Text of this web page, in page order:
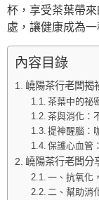
杯，享受茶葉帶
處，讓健康成為
內容目錄
嶢陽茶行老闆揭
茶葉中的祕
茶與消化：
提神醒腦：
保護心血管
嶢陽茶行老闆分
一、抗氧化
二、幫助消